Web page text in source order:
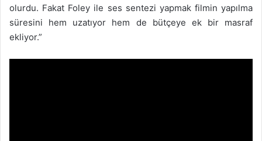
olurdu. Fakat Foley ile ses sentezi yapmak filmin yapılma
süresini hem uzatıyor hem de bütçeye ek bir masraf
ekliyor.”